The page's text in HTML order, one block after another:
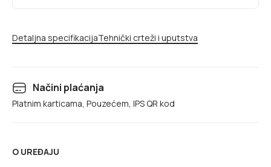
Detaljna specifikacijaTehnički crteži i uputstva
Načini plaćanja
Platnim karticama, Pouzećem, IPS QR kod
O UREĐAJU